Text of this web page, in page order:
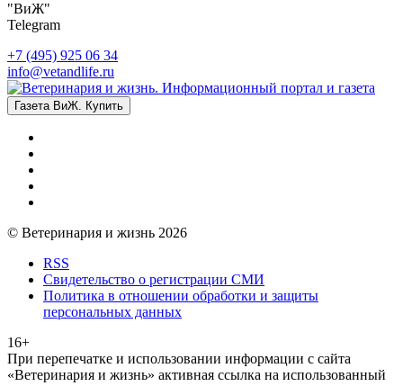
"ВиЖ"
Telegram
+7 (495) 925 06 34
info@vetandlife.ru
Газета ВиЖ. Купить
© Ветеринария и жизнь 2026
RSS
Свидетельство о регистрации СМИ
Политика в отношении обработки и защиты
персональных данных
16+
При перепечатке и использовании информации с сайта
«Ветеринария и жизнь» активная ссылка на использованный